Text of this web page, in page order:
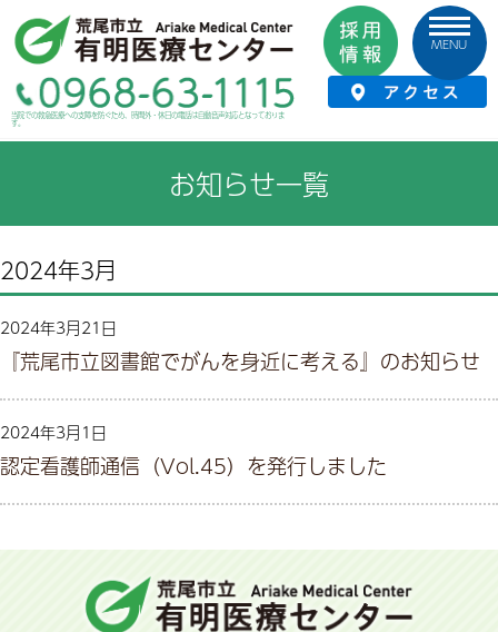
当院での救急医療への支障を防ぐため、時間外・休日の電話は自動音声対応となっておりま
す。
MENU
HOME › お知らせ › お知らせ一覧
お知らせ一覧
2024年3月
2024年3月21日
『荒尾市立図書館でがんを身近に考える』のお知らせ
2024年3月1日
認定看護師通信（Vol.45）を発行しました